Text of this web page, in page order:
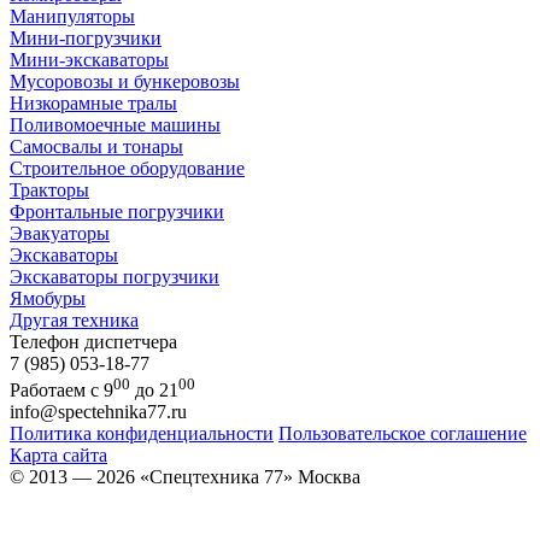
Манипуляторы
Мини-погрузчики
Мини-экскаваторы
Мусоровозы и бункеровозы
Низкорамные тралы
Поливомоечные машины
Самосвалы и тонары
Строительное оборудование
Тракторы
Фронтальные погрузчики
Эвакуаторы
Экскаваторы
Экскаваторы погрузчики
Ямобуры
Другая техника
Телефон диспетчера
7 (985) 053-18-77
Работаем с 900 до 21 00
info@spectehnika77.ru
Политика конфиденциальности Пользовательское соглашение
Карта сайта
© 2013 — 2026 «Спецтехника 77» Москва